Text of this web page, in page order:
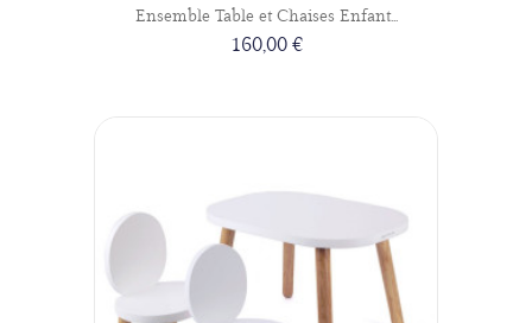
Ensemble Table et Chaises Enfant...
160,00 €